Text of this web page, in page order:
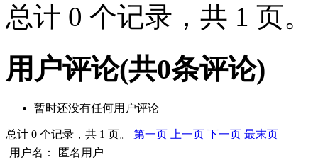
总计 0 个记录，共 1 页。
用户评论(共0条评论)
暂时还没有任何用户评论
总计 0 个记录，共 1 页。 第一页 上一页 下一页 最末页
用户名：
匿名用户